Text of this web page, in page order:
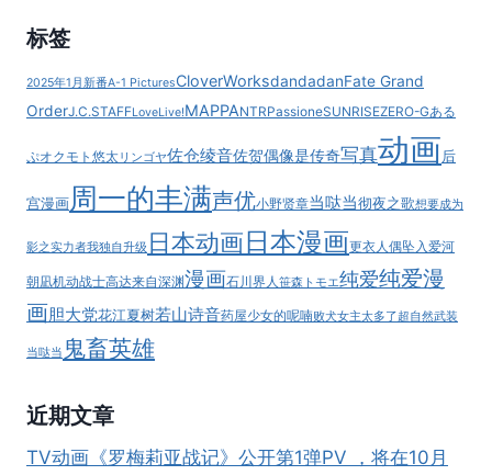
台
系
W”
播
出！
标签
2025年1月新番A-1 PicturesCloverWorksdandadanFate Grand
OrderJ.C.STAFFLoveLive!MAPPANTRPassioneSUNRISEZERO-Gある
ぷオクモト悠太リンゴヤ佐仓绫音佐贺偶像是传奇写真动画后
宫漫画周一的丰满声优小野贤章当哒当彻夜之歌想要成为
影之实力者我独自升级 日本动画日本漫画更衣人偶坠入爱河
朝凪机动战士高达来自深渊漫画石川界人笹森トモエ纯爱纯爱漫
画胆大党花江夏树若山诗音药屋少女的呢喃败犬女主太多了超自然武装
当哒当 鬼畜英雄
近期文章
TV动画《罗梅莉亚战记》公开第1弹PV ，将在10月